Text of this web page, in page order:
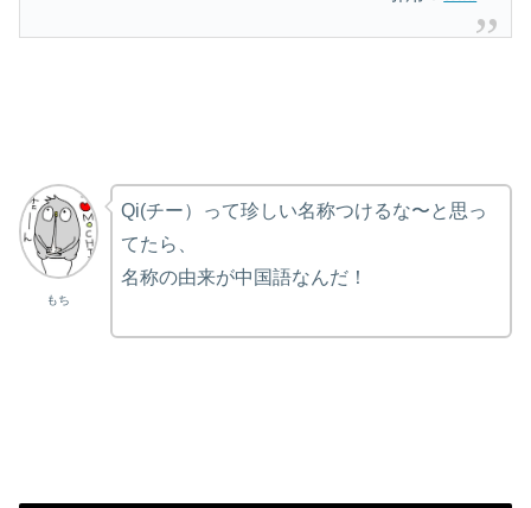
もち
Qi(チー）って珍しい名称つけるな〜と思っ
てたら、
名称の由来が中国語なんだ！